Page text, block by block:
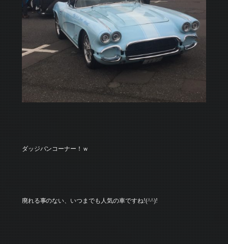
ダッジバンコーナー！ｗ
廃れる事のない、いつまでも人気の車ですね!(^^)!